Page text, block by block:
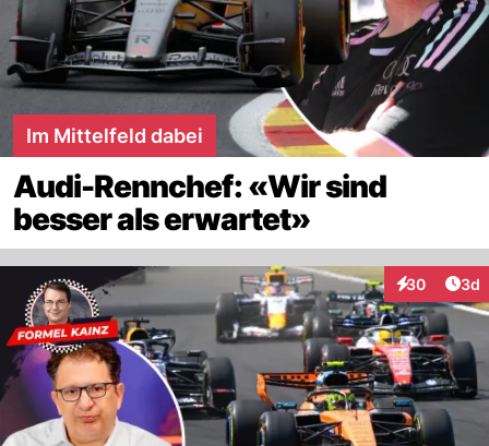
Im Mittelfeld dabei
Audi-Rennchef: «Wir sind
besser als erwartet»
30
Interaktionen
3d